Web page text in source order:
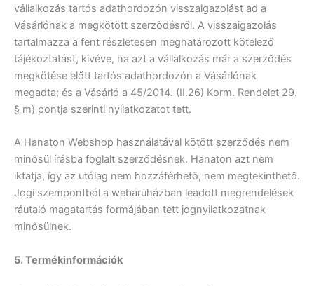
vállalkozás tartós adathordozón visszaigazolást ad a
Vásárlónak a megkötött szerződésről. A visszaigazolás
tartalmazza a fent részletesen meghatározott kötelező
tájékoztatást, kivéve, ha azt a vállalkozás már a szerződés
megkötése előtt tartós adathordozón a Vásárlónak
megadta; és a Vásárló a 45/2014. (II.26) Korm. Rendelet 29.
§ m) pontja szerinti nyilatkozatot tett.
A Hanaton Webshop használatával kötött szerződés nem
minősül írásba foglalt szerződésnek. Hanaton azt nem
iktatja, így az utólag nem hozzáférhető, nem megtekinthető.
Jogi szempontból a webáruházban leadott megrendelések
ráutaló magatartás formájában tett jognyilatkozatnak
minősülnek.
5. Termékinformációk